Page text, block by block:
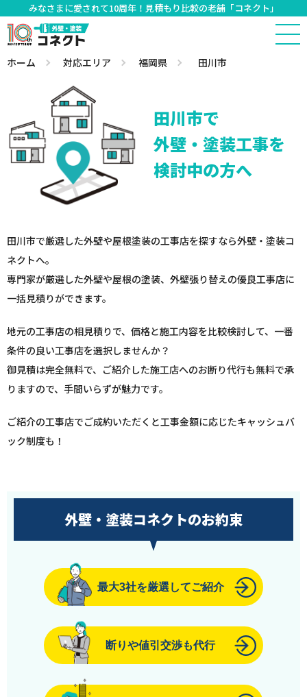
みなさまに愛されて10周年！見積もり比較の老舗「コネクト」
ホーム 対応エリア 福岡県 田川市
田川市で
外壁・塗装工事を
検討中の方へ
田川市で厳選した外壁や屋根塗装の工事店を探すなら外壁・塗装コ
ネクトへ。
専門家が厳選した外壁や屋根の塗装、外壁張り替えの優良工事店に
一括見積りができます。
地元の工事店の相見積りで、価格と施工内容を比較検討して、一番
条件の良い工事店を選択しませんか？
御見積は完全無料で、ご紹介した施工店へのお断り代行も無料で承
りますので、手間いらずが魅力です。
ご紹介の工事店でご成約いただくと工事金額に応じたキャッシュバ
ック制度も！
外壁・塗装コネクトのお約束
最大3社を厳選してご紹介
断りや値引交渉も代行